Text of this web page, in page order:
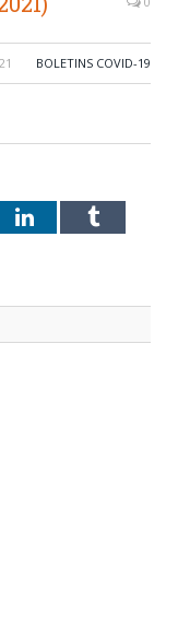
BOLETINS COVID-19
LinkedInTumblr